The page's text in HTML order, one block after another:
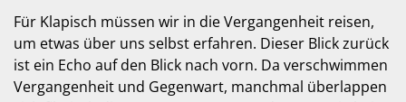
Für Klapisch müssen wir in die Vergangenheit reisen,
um etwas über uns selbst erfahren. Dieser Blick zurück
ist ein Echo auf den Blick nach vorn. Da verschwimmen
Vergangenheit und Gegenwart, manchmal überlappen